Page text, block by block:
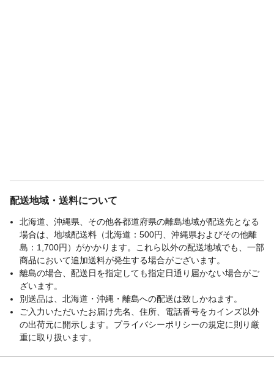
配送地域・送料について
北海道、沖縄県、その他各都道府県の離島地域が配送先となる
場合は、地域配送料（北海道：500円、沖縄県およびその他離
島：1,700円）がかかります。これら以外の配送地域でも、一部
商品において追加送料が発生する場合がございます。
離島の場合、配送日を指定しても指定日通り届かない場合がご
ざいます。
別送品は、北海道・沖縄・離島への配送は致しかねます。
ご入力いただいたお届け先名、住所、電話番号をカインズ以外
の出荷元に開示します。プライバシーポリシーの規定に則り厳
重に取り扱います。